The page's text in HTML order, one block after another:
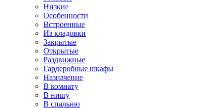
Низкие
Особенности
Встроенные
Из кладовки
Закрытые
Открытые
Раздвижные
Гардеробные шкафы
Назначение
В комнату
В нишу
В спальню